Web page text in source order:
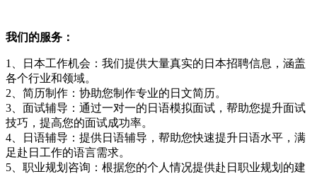
我们的服务：
1、日本工作机会：我们提供大量真实的日本招聘信息，涵盖
各个行业和领域。
2、简历制作：协助您制作专业的日文简历。
3、面试辅导：通过一对一的日语模拟面试，帮助您提升面试
技巧，提高您的面试成功率。
4、日语辅导：提供日语辅导，帮助您快速提升日语水平，满
足赴日工作的语言需求。
5、职业规划咨询：根据您的个人情况提供赴日职业规划的建